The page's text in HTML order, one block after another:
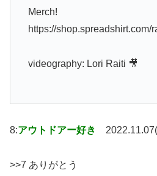
Merch!
https://shop.spreadshirt.com/
videography: Lori Raiti 🎥
8:アウトドアー好き
>>7 ありがとう